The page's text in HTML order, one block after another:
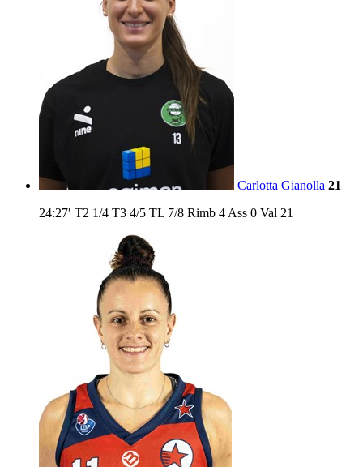
Carlotta Gianolla 21
24:27′ T2 1/4 T3 4/5 TL 7/8 Rimb 4 Ass 0 Val 21